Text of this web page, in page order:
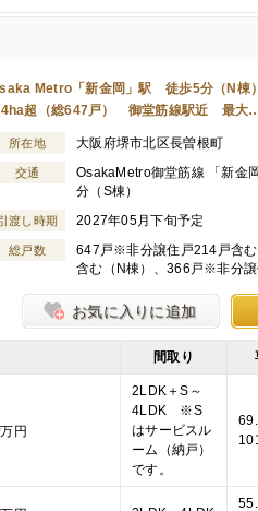
Metro「新金岡」駅 徒歩5分（N棟
超（総647戸） 御堂筋線駅近 最大
所在地 大阪府堺市北区長曽根町
交通
OsakaMetro御堂筋線 「新金
分（S棟）
渡し時期 2027年05月下旬予定
総戸数
647戸※非分譲住戸214戸含
含む（N棟）、366戸※非分
お気に入りに追加
間取り
万円
2LDK＋S～
4LDK ※S
はサービスル
ーム（納戸）
です。